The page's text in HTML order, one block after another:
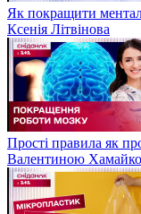
Як покращити
Ксенія Літвінова
Прості правила як
Валентиною Хамайко